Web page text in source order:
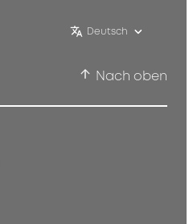
Deutsch
Nach oben